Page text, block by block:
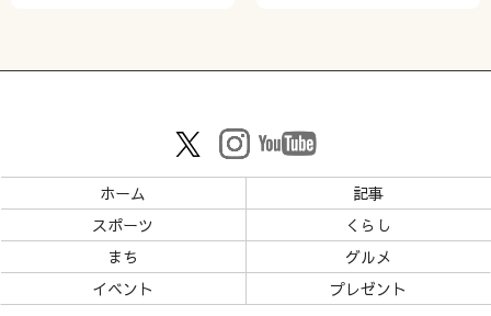
ホーム
記事
スポーツ
くらし
まち
グルメ
イベント
プレゼント